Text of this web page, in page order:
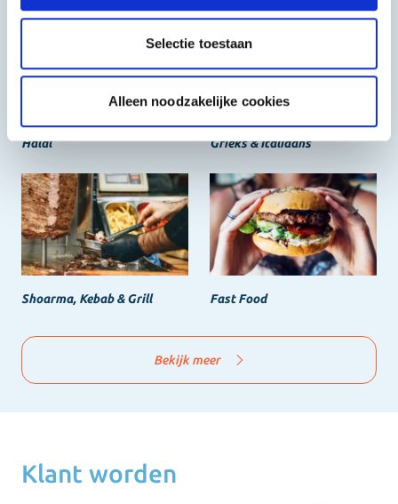
Selectie toestaan
Alleen noodzakelijke cookies
Halal Grieks & Italiaans
Shoarma, Kebab & Grill Fast Food
Bekijk meer
Klant worden